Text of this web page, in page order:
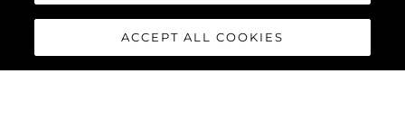
ACCEPT ALL COOKIES